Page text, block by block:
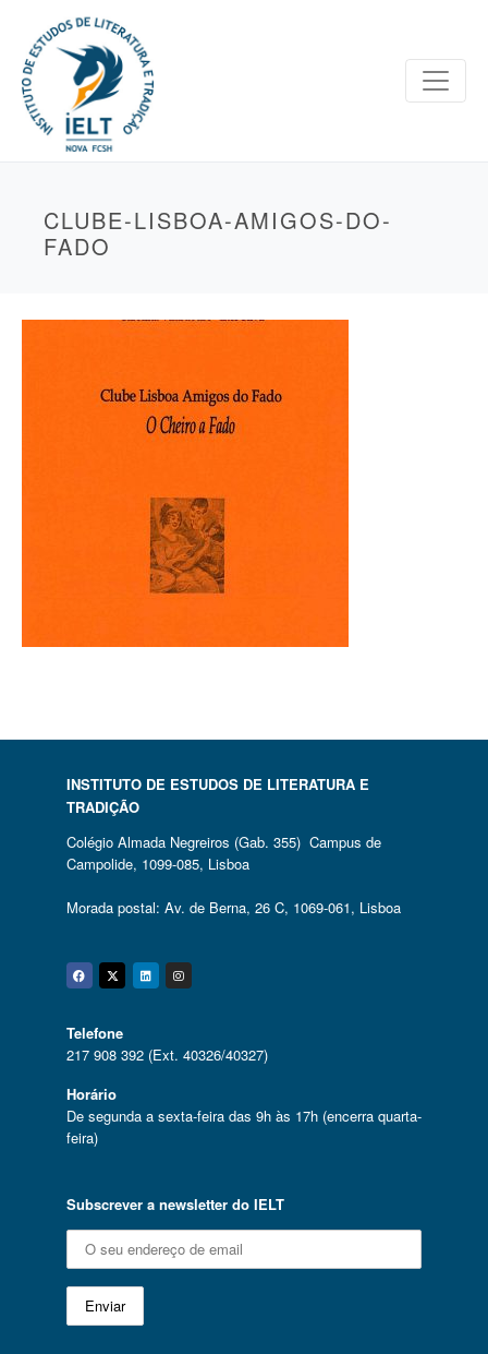
CLUBE-LISBOA-AMIGOS-DO-
FADO
INSTITUTO DE ESTUDOS DE LITERATURA E
TRADIÇÃO
Colégio Almada Negreiros (Gab. 355) Campus de
Campolide, 1099-085, Lisboa
Morada postal: Av. de Berna, 26 C, 1069-061, Lisboa
Facebook
Twitter
Linkedin
Instagram
Telefone
217 908 392 (Ext. 40326/40327)
Horário
De segunda a sexta-feira das 9h às 17h (encerra quarta-
feira)
Subscrever a newsletter do IELT